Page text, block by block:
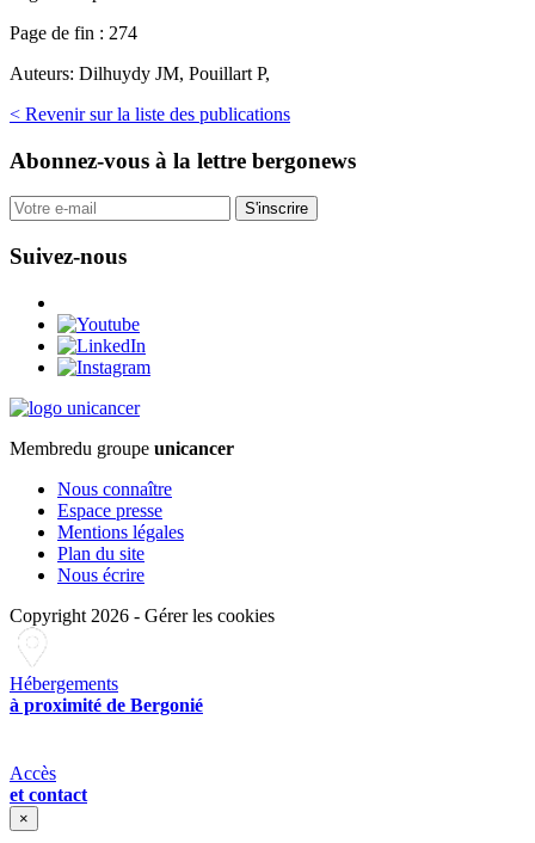
Page de fin : 274
Auteurs: Dilhuydy JM, Pouillart P,
< Revenir sur la liste des publications
Abonnez-vous à la lettre bergonews
S'inscrire
Suivez-nous
Membredu groupe unicancer
Nous connaître
Espace presse
Mentions légales
Plan du site
Nous écrire
Copyright 2026 - Gérer les cookies
Hébergements
à proximité de Bergonié
Accès
et contact
×